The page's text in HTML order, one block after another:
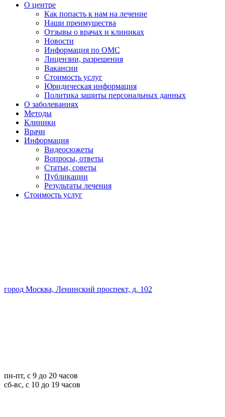
О центре
Как попасть к нам на лечение
Наши преимущества
Отзывы о врачах и клиниках
Новости
Информация по ОМС
Лицензии, разрешения
Вакансии
Стоимость услуг
Юридическая информация
Политика защиты персональных данных
О заболеваниях
Методы
Клиники
Врачи
Информация
Видеосюжеты
Вопросы, ответы
Статьи, советы
Публикации
Результаты лечения
Стоимость услуг
город Москва, Ленинский проспект, д. 102
пн-пт, с 9 до 20 часов
сб-вс, с 10 до 19 часов